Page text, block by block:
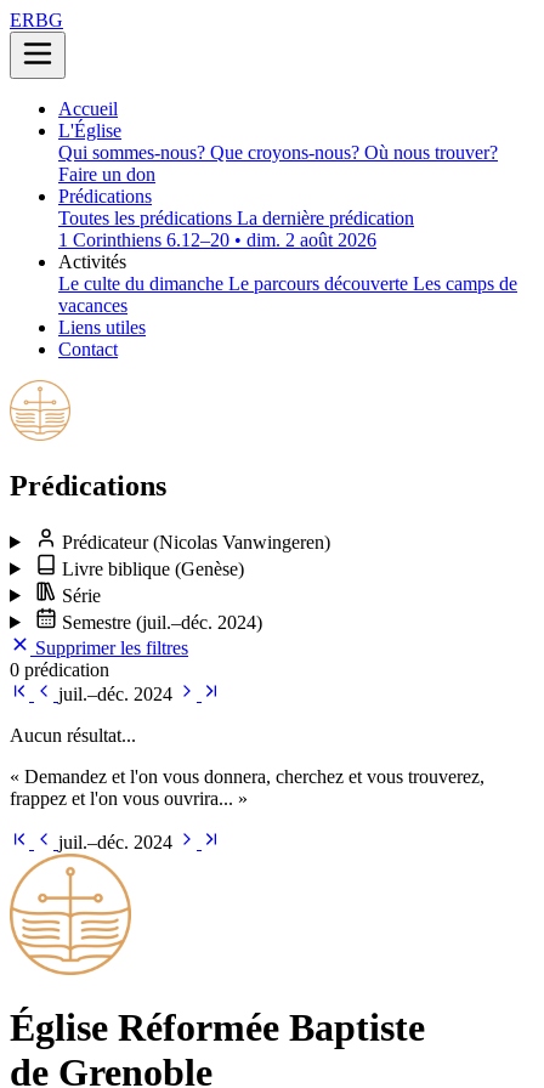
ERBG
Accueil
L'Église
Qui sommes-nous? Que croyons-nous? Où nous trouver?
Faire un don
Prédications
Toutes les prédications La dernière prédication
1 Corinthiens 6.12–20 • dim. 2 août 2026
Activités
Le culte du dimanche Le parcours découverte Les camps de
vacances
Liens utiles
Contact
Prédications
Prédicateur(Nicolas Vanwingeren)
Livre biblique (Genèse)
Série
Semestre (juil.–déc. 2024)
Supprimer les filtres
0 prédication
juil.–déc. 2024
Aucun résultat...
« Demandez et l'on vous donnera, cherchez et vous trouverez,
frappez et l'on vous ouvrira... »
juil.–déc. 2024
Église Ré­for­mée Bap­tiste
de Grenoble